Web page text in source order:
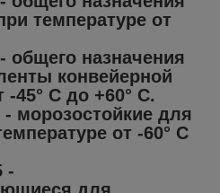
температуре от
общего назначения
конвейерной
-45° С до +60° С.
морозостойкие для
от -60° С
-